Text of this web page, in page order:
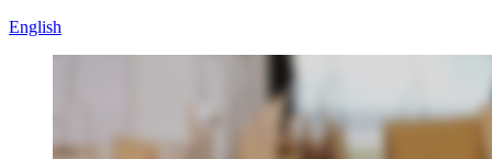
English